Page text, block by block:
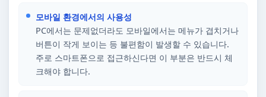
모바일 환경에서의 사용성
PC에서는 문제없더라도 모바일에서는 메뉴가 겹치거나
버튼이 작게 보이는 등 불편함이 발생할 수 있습니다.
주로 스마트폰으로 접근하신다면 이 부분은 반드시 체
크해야 합니다.